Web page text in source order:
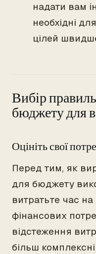
надати вам
необхідні
цілей
Вибір
бюджету для
Оцініть свої
Перед тим, як
для бюджету
витратьте час на
фінансових
відстеження
більш комплексні